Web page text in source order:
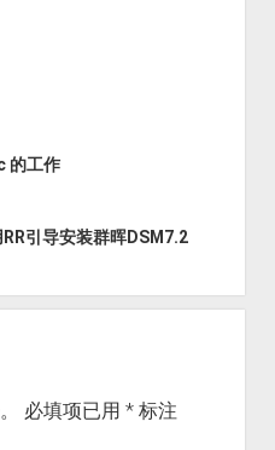
的工作
引导安装群晖DSM7.2
必填项已用 *标注